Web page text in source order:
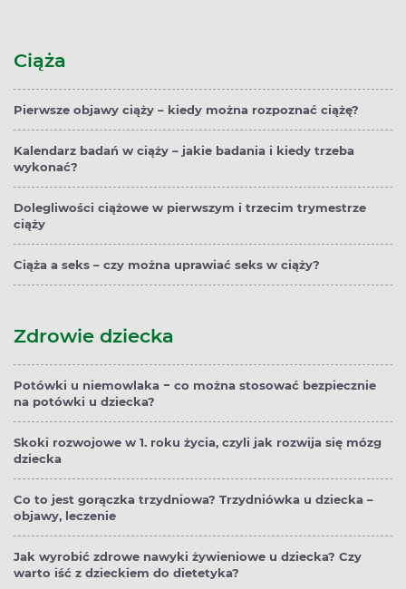
Ciąża
Pierwsze objawy ciąży – kiedy można rozpoznać ciążę?
Kalendarz badań w ciąży – jakie badania i kiedy trzeba
wykonać?
Dolegliwości ciążowe w pierwszym i trzecim trymestrze
ciąży
Ciąża a seks – czy można uprawiać seks w ciąży?
Zdrowie dziecka
Potówki u niemowlaka − co można stosować bezpiecznie
na potówki u dziecka?
Skoki rozwojowe w 1. roku życia, czyli jak rozwija się mózg
dziecka
Co to jest gorączka trzydniowa? Trzydniówka u dziecka –
objawy, leczenie
Jak wyrobić zdrowe nawyki żywieniowe u dziecka? Czy
warto iść z dzieckiem do dietetyka?